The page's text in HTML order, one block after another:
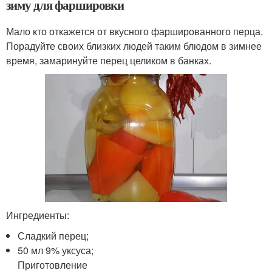
зиму для фаршировки
Мало кто откажется от вкусного фаршированного перца.
Порадуйте своих близких людей таким блюдом в зимнее
время, замаринуйте перец целиком в банках.
Ингредиенты:
Сладкий перец;
50 мл 9% уксуса;
Приготовление